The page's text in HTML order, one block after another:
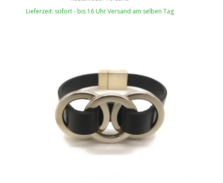
Lieferzeit: sofort - bis 16 Uhr Versand am selben Tag